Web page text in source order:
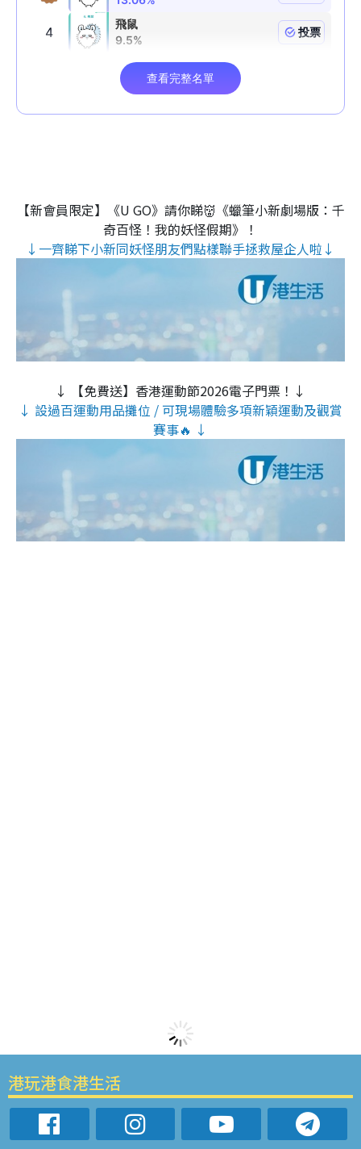
【新會員限定】《U GO》請你睇👹《蠟筆小新劇場版：千
奇百怪！我的妖怪假期》！
↓一齊睇下小新同妖怪朋友們點樣聯手拯救屋企人啦↓
↓ 【免費送】香港運動節2026電子門票！↓
↓ 設過百運動用品攤位 / 可現場體驗多項新穎運動及觀賞
賽事🔥 ↓
港玩港食港生活